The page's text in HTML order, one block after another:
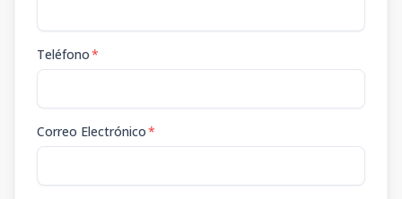
Teléfono*
Correo Electrónico*